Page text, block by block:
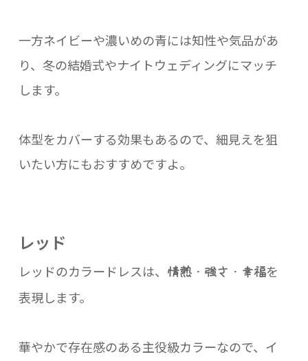
一方ネイビーや濃いめの青には知性や気品があ
り、冬の結婚式やナイトウェディングにマッチ
します。
体型をカバーする効果もあるので、細見えを狙
いたい方にもおすすめですよ。
レッド
レッドのカラードレスは、 情熱・強さ・幸福を
表現します。
華やかで存在感のある主役級カラーなので、イ